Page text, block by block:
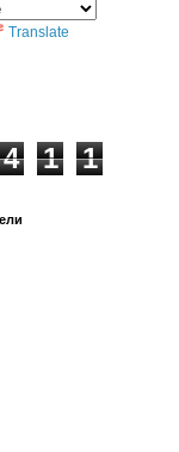
Translate
4 1 1